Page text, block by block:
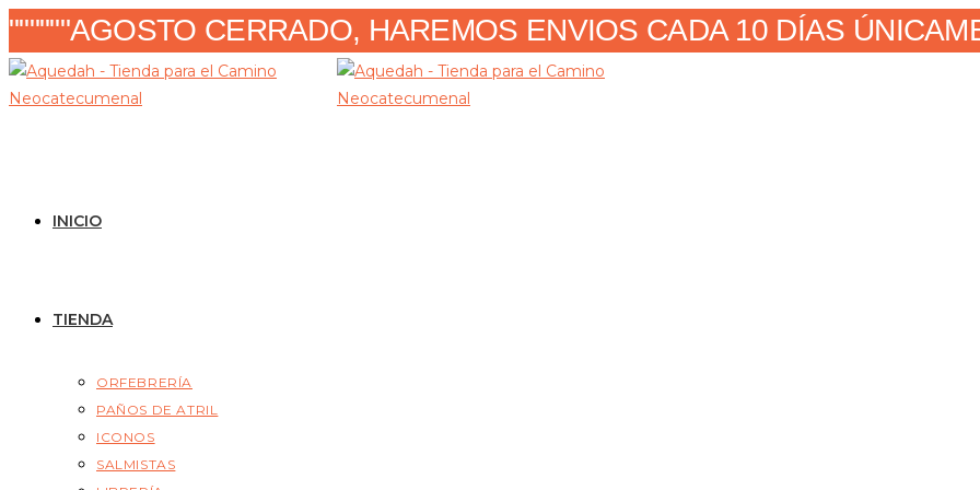
Ir
al
contenido
""""""AGOSTO CERRADO, HAREMOS ENVIOS CADA 10 DÍAS
INICIO
TIENDA
ORFEBRERÍA
PAÑOS DE ATRIL
ICONOS
SALMISTAS